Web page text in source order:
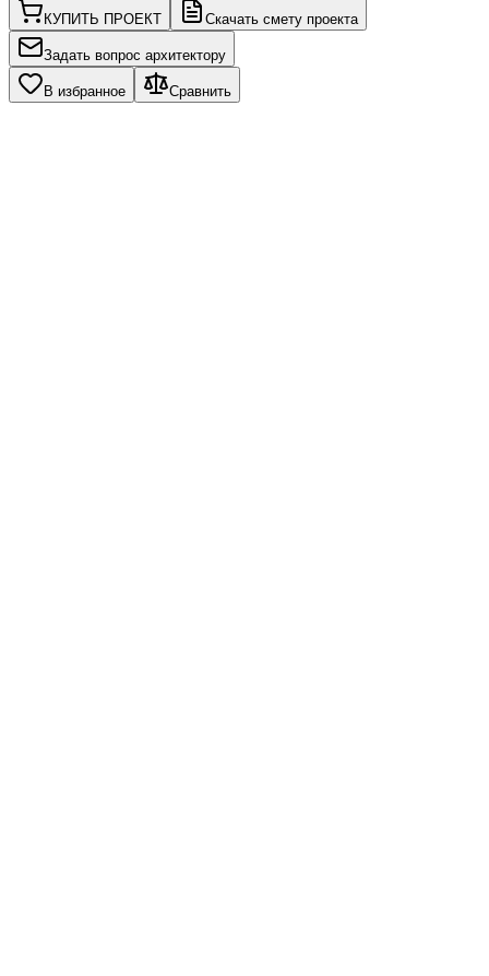
КУПИТЬ ПРОЕКТ Скачать смету проекта
Задать вопрос архитектору
В избранное Сравнить